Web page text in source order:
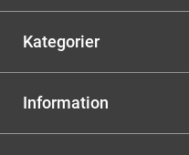
Kategorier
Information